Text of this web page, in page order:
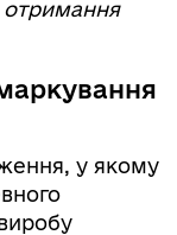
отримання
у якому